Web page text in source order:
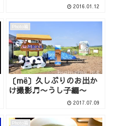
2016.01.12
Photo箱
〔më〕久しぶりのお出か
け撮影♬〜うし子編〜
2017.07.09
Photo箱